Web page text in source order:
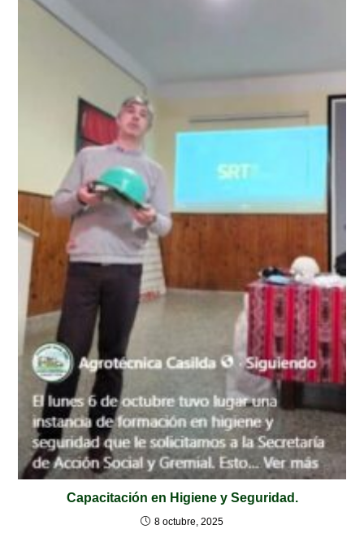
Capacitación en Higiene y Seguridad.
8 octubre, 2025